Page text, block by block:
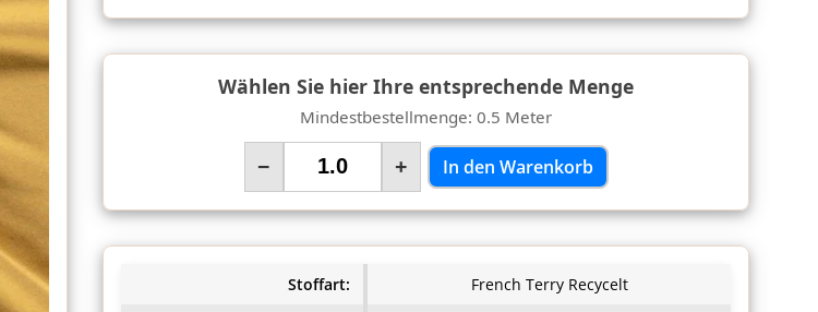
Wählen Sie hier Ihre entsprechende Menge
Mindestbestellmenge: 0.5 Meter
− + In den Warenkorb
Stoffart:
French Terry Recycelt